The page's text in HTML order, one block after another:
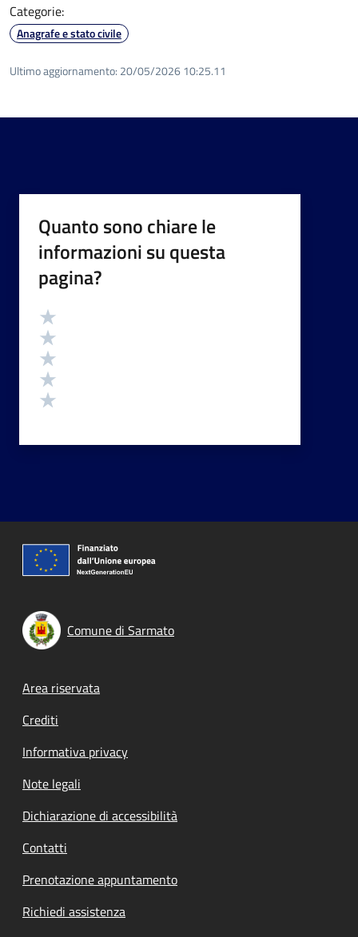
Categorie:
Anagrafe e stato civile
Ultimo aggiornamento: 20/05/2026 10:25.11
Quanto sono chiare le
informazioni su questa
pagina?
Valutazione
Comune di Sarmato
Footer menu
Area riservata
Crediti
Informativa privacy
Note legali
Dichiarazione di accessibilità
Contatti
Prenotazione appuntamento
Richiedi assistenza